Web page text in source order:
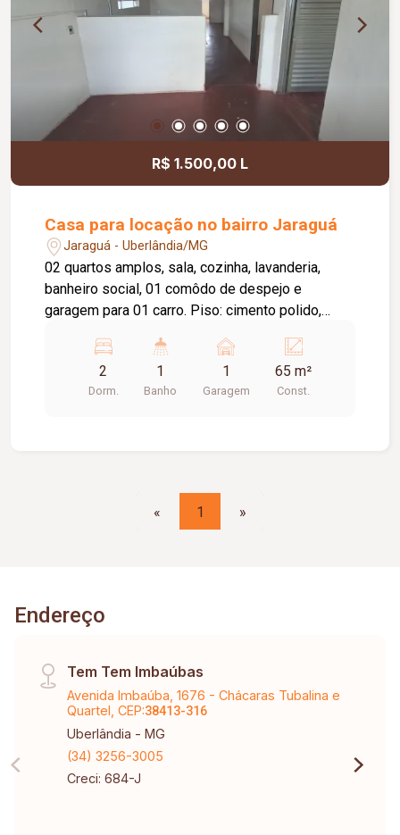
R$ 1.500,00 L
Casa para locação no bairro Jaraguá
Jaraguá - Uberlândia/MG
02 quartos amplos, sala, cozinha, lavanderia,
banheiro social, 01 comôdo de despejo e
garagem para 01 carro. Piso: cimento polido,
compartilhada
2
Dorm.
1
Banho
1
Garagem
65 m²
Const.
« 1 »
Endereço
Tem Tem Imbaúbas
Avenida Imbaúba, 1676 - Chácaras Tubalina e
Quartel, CEP:38413-316
Uberlândia - MG
(34) 3256-3005
Creci: 684-J